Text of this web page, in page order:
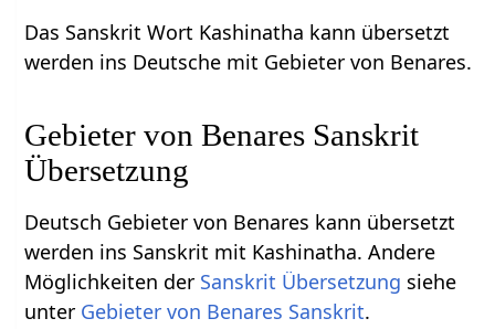
Das Sanskrit Wort Kashinatha kann übersetzt
werden ins Deutsche mit Gebieter von Benares.
Gebieter von Benares Sanskrit
Übersetzung
Deutsch Gebieter von Benares kann übersetzt
werden ins Sanskrit mit Kashinatha. Andere
Möglichkeiten der Sanskrit Übersetzung siehe
unter Gebieter von Benares Sanskrit.